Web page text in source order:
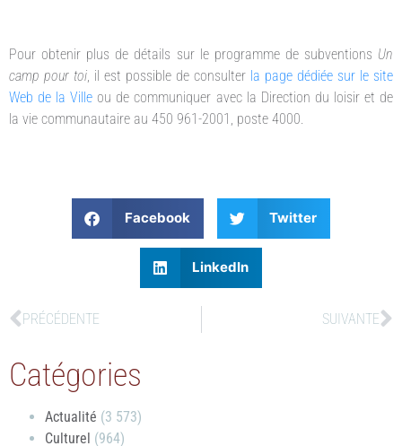
Pour obtenir plus de détails sur le programme de subventions Un
camp pour toi, il est possible de consulter la page dédiée sur le site
Web de la Ville ou de communiquer avec la Direction du loisir et de
la vie communautaire au 450 961-2001, poste 4000.
Facebook Twitter
LinkedIn
PRÉCÉDENTE SUIVANTE
Catégories
Actualité (3 573)
Culturel (964)